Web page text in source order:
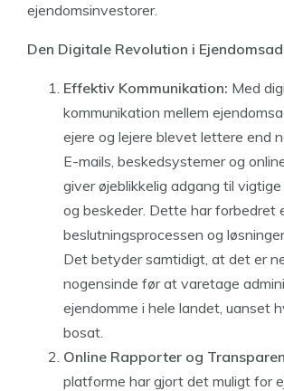
ejendomsinvestorer.
Den Digitale Revolution i
Effektiv Kommunikation: Med
kommunikation mellem
ejere og lejere blevet lettere end
E-mails, beskedsystemer og
giver øjeblikkelig adgang til
og beskeder. Dette har forbedret
beslutningsprocessen og
Det betyder samtidigt, at det er
nogensinde før at varetage
ejendomme i hele landet, uanset
bosat.
Online Rapporter og
platforme har gjort det muligt for